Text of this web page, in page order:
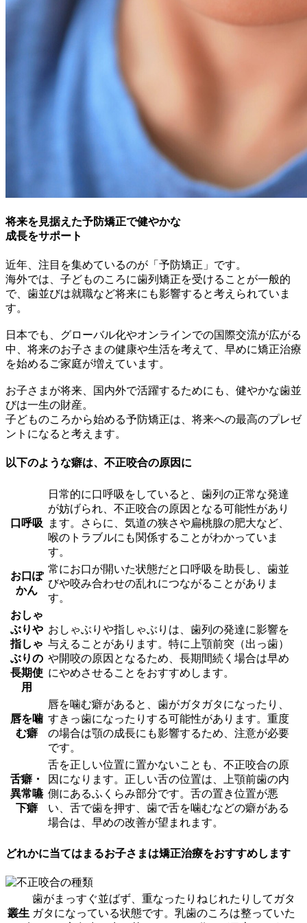
将来を見据えた予防矯正で健やかな
成長をサポート
近年、注目を集めているのが「予防矯正」です。
海外では、子どものころに歯列矯正を受けることが一般的
で、歯並びは就職など将来にも影響すると考えられていま
す。
日本でも、グローバル化やオンラインでの国際交流が広がる
中、将来のお子さまの健康や生活を考えて、早めに矯正治療
を始めるご家庭が増えています。
お子さまが将来、国内外で活躍するためにも、健やかな歯並
びは一生の財産。
子どものころから始める予防矯正は、将来への最高のプレゼ
ントになると考えます。
以下のような癖は、不正咬合の原因に
口呼吸
日常的に口呼吸をしていると、歯列の正常な発達
が妨げられ、不正咬合の原因となる可能性があり
ます。さらに、気道の狭さや扁桃腺の肥大など、
喉のトラブルにも関係することがわかっていま
す。
お口ぽ
かん
常にお口が開いた状態だと口呼吸を助長し、歯並
びや咬み合わせの乱れにつながることがありま
す。
おしゃ
ぶりや
指しゃ
ぶりの
長期使
用
おしゃぶりや指しゃぶりは、歯列の発達に影響を
与えることがあります。特に上顎前突（出っ歯）
や開咬の原因となるため、長期間続く場合は早め
にやめさせることをおすすめします。
唇を噛
む癖
唇を噛む癖があると、歯がガタガタになったり、
すきっ歯になったりする可能性があります。重度
の場合は顎の成長にも影響するため、注意が必要
です。
舌癖・
異常嚥
下癖
舌を正しい位置に置かないことも、不正咬合の原
因になります。正しい舌の位置は、上顎前歯の内
側にあるふくらみ部分です。舌の置き位置が悪
い、舌で歯を押す、歯で舌を噛むなどの癖がある
場合は、早めの改善が望まれます。
どれかに当てはまるお子さまは矯正治療をおすすめします
叢生
歯がまっすぐ並ばず、重なったりねじれたりしてガタ
ガタになっている状態です。乳歯のころは整っていた